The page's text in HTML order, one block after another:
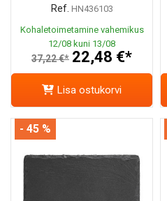
Ref. HN436103
Kohaletoimetamine vahemikus
12/08 kuni 13/08
37,22 €* 22,48 €*
Lisa ostukorvi
- 45 %